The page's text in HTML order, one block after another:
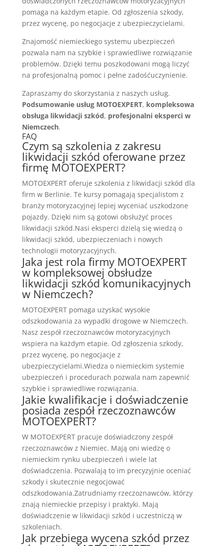
pomaga na każdym etapie. Od zgłoszenia szkody,
przez wycenę, po negocjacje z ubezpieczycielami.
Znajomość niemieckiego systemu ubezpieczeń
pozwala nam na szybkie i sprawiedliwe rozwiązanie
problemów. Dzięki temu poszkodowani mogą liczyć
na profesjonalną pomoc i pełne zadośćuczynienie.
Zapraszamy do skorzystania z naszych usług.
Podsumowanie usług MOTOEXPERT, kompleksowa
obsługa likwidacji szkód, profesjonalni eksperci w
Niemczech.
FAQ
Czym są szkolenia z zakresu
likwidacji szkód oferowane przez
firmę MOTOEXPERT?
MOTOEXPERT oferuje szkolenia z likwidacji szkód dla
firm w Berlinie. Te kursy pomagają specjalistom z
branży motoryzacyjnej lepiej wyceniać uszkodzone
pojazdy. Dzięki nim są gotowi obsłużyć proces
likwidacji szkód.Nasi eksperci dzielą się wiedzą o
likwidacji szkód, ubezpieczeniach i nowych
technologii motoryzacyjnych.
Jaka jest rola firmy MOTOEXPERT
w kompleksowej obsłudze
likwidacji szkód komunikacyjnych
w Niemczech?
MOTOEXPERT pomaga uzyskać wysokie
odszkodowania za wypadki drogowe w Niemczech.
Nasz zespół rzeczoznawców motoryzacyjnych
wspiera na każdym etapie. Od zgłoszenia szkody,
przez wycenę, po negocjacje z
ubezpieczycielami.Wiedza o niemieckim systemie
ubezpieczeń i procedurach pozwala nam zapewnić
szybkie i sprawiedliwe rozwiązania.
Jakie kwalifikacje i doświadczenie
posiada zespół rzeczoznawców
MOTOEXPERT?
W MOTOEXPERT pracuje doświadczony zespół
rzeczoznawców z Niemiec. Mają oni wiedzę o
niemieckim rynku ubezpieczeń i wiele lat
doświadczenia. Pozwalają to im precyzyjnie oceniać
szkody i skutecznie negocjować
odszkodowania.Zatrudniamy rzeczoznawców, którzy
znają niemieckie przepisy i praktyki. Mają
doświadczenie w likwidacji szkód i uczestniczą w
szkoleniach.
Jak przebiega wycena szkód przez